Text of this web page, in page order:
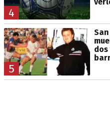
4
5
dos